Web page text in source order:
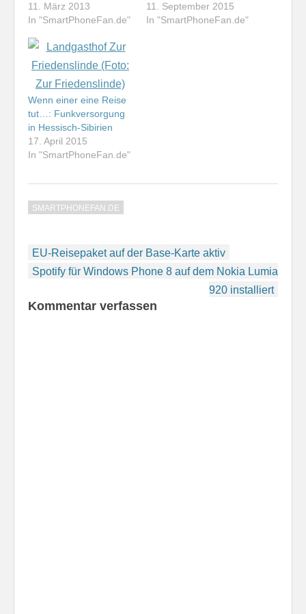
an. Ich bin auf dem
Weg nach Los Angeles
nächsten zwei Wochen
durch Südkalifornien,
Arizona und Nevada
reisen. Im Gepäck habe
ich das Nokia Lumia
920, das ich…
11. März 2013
In "SmartPhoneFan.de"
Broadcasting
Convention (IBC) in
11. September 2015
In "SmartPhoneFan.de"
Wenn einer eine Reise
tut…: Funkversorgung
in Hessisch-Sibirien
17. April 2015
In "SmartPhoneFan.de"
SMARTPHONEFAN.DE
Beitragsnavigation
EU-Reisepaket auf der Base-Karte aktiv
Spotify für Windows Phone 8 auf dem Nokia Lumia
920 installiert
Kommentar verfassen